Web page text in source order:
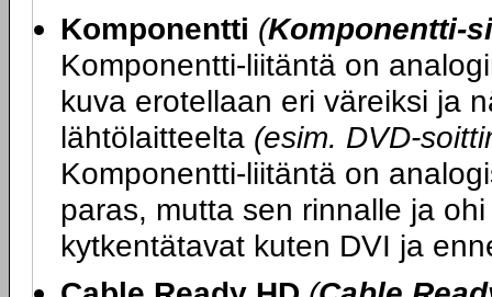
Komponentti (Komponentti-
Komponentti-liitäntä on
kuva erotellaan eri väreiksi ja
lähtölaitteelta (esim. DVD-
Komponentti-liitäntä on
paras, mutta sen rinnalle ja
kytkentätavat kuten DVI ja